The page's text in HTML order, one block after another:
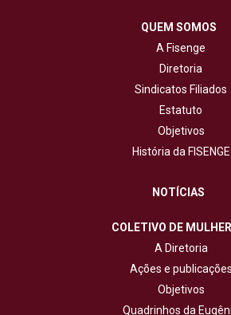
QUEM SOMOS
A Fisenge
Diretoria
Sindicatos Filiados
Estatuto
Objetivos
História da FISENGE
NOTÍCIAS
COLETIVO DE
A Diretoria
Ações e publicações
Objetivos
Quadrinhos da